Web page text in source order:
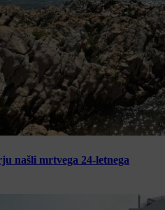
našli mrtvega 24-letnega